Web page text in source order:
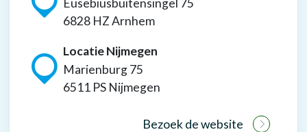
Eusebiusbuitensingel 75
6828 HZ Arnhem
Locatie Nijmegen
Marienburg 75
6511 PS Nijmegen
Bezoek de website